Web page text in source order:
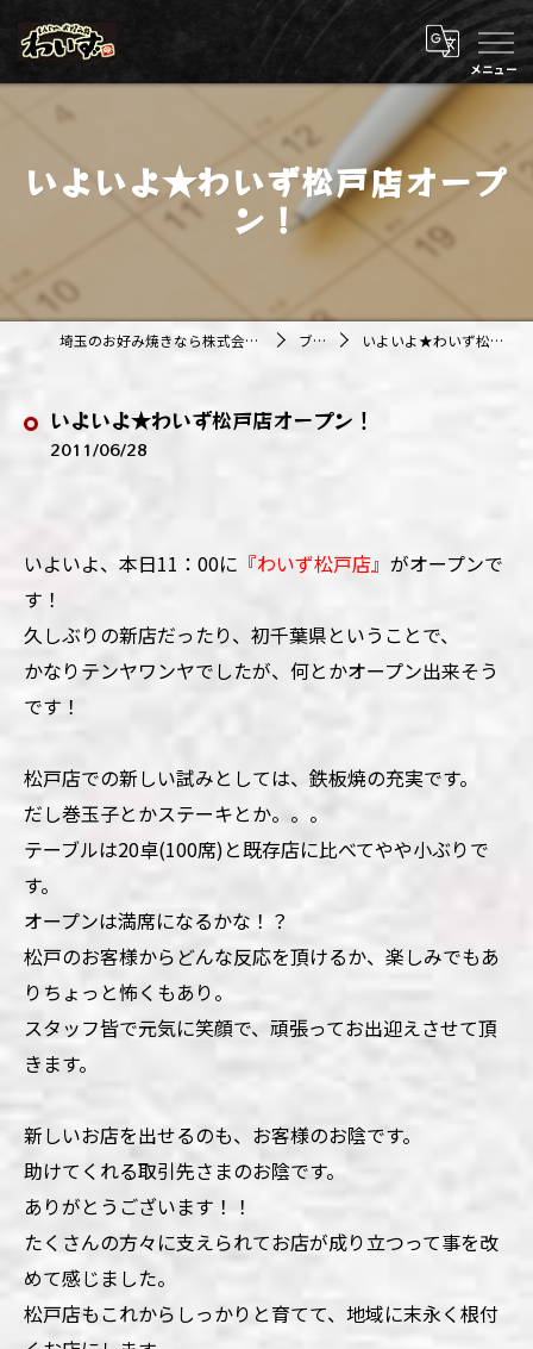
いよいよ★わいず松戸店オープ
ン！
埼玉のお好み焼きなら株式会社アジルカンパニー ブログ いよいよ★わいず松戸店オープン！
いよいよ★わいず松戸店オープン！
2011/06/28
いよいよ、本日11：00に 『わいず松戸店』 がオープンで
す！
久しぶりの新店だったり、初千葉県ということで、
かなりテンヤワンヤでしたが、何とかオープン出来そう
です！
松戸店での新しい試みとしては、鉄板焼の充実です。
だし巻玉子とかステーキとか。。。
テーブルは20卓(100席)と既存店に比べてやや小ぶりで
す。
オープンは満席になるかな！？
松戸のお客様からどんな反応を頂けるか、楽しみでもあ
りちょっと怖くもあり。
スタッフ皆で元気に笑顔で、頑張ってお出迎えさせて頂
きます。
新しいお店を出せるのも、お客様のお陰です。
助けてくれる取引先さまのお陰です。
ありがとうございます！！
たくさんの方々に支えられてお店が成り立つって事を改
めて感じました。
松戸店もこれからしっかりと育てて、地域に末永く根付